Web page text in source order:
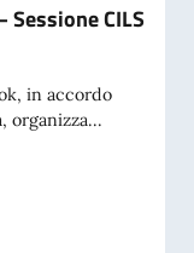
CILS
in accordo
organizza...
CILS 4 dicembre